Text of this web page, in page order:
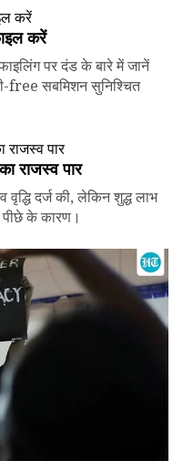
करें
पर दंड के बारे में जानें
free सबमिशन सुनिश्चित
राजस्व पार
वृद्धि दर्ज की, लेकिन शुद्ध लाभ
पीछे के कारण।